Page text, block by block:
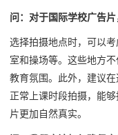
问：对于国际学校广告
选择拍摄地点时，可以
室和操场等。这些地方
教育氛围。此外，建议
正常上课时段拍摄，能
片更加自然真实。